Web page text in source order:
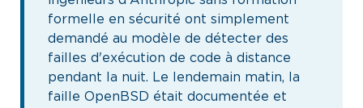
formelle en sécurité ont simplement
demandé au modèle de détecter des
failles d'exécution de code à distance
pendant la nuit. Le lendemain matin, la
faille OpenBSD était documentée et